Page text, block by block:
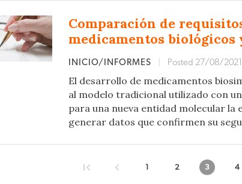
Comparación de
medicamentos
INICIO/INFORMES Posted 27/08/2021
El desarrollo de medicamentos
al modelo tradicional utilizado con
para una nueva entidad molecular la
generar datos que confirmen su
1 2 3 4